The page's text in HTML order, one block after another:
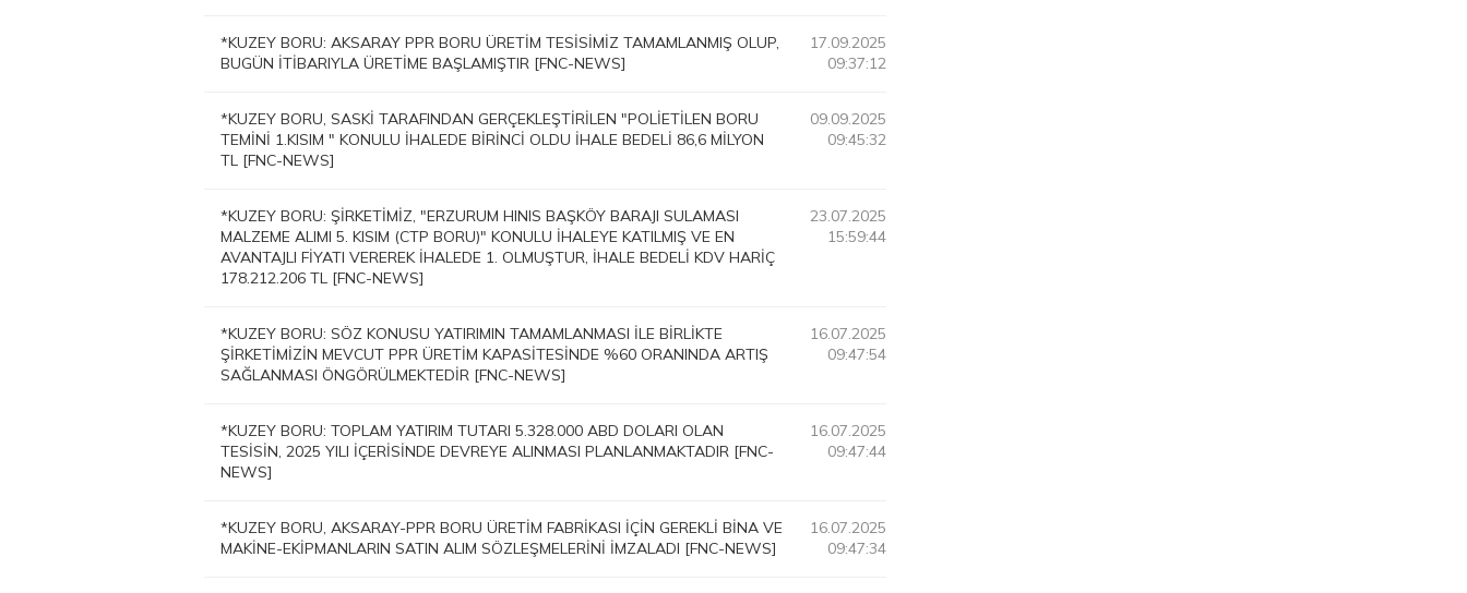
17.09.2025
09:37:12
*KUZEY BORU: AKSARAY PPR BORU ÜRETİM TESİSİMİZ TAMAMLANMIŞ OLUP,
BUGÜN İTİBARIYLA ÜRETİME BAŞLAMIŞTIR [FNC-NEWS]
09.09.2025
09:45:32
*KUZEY BORU, SASKİ TARAFINDAN GERÇEKLEŞTİRİLEN "POLİETİLEN BORU
TEMİNİ 1.KISIM " KONULU İHALEDE BİRİNCİ OLDU İHALE BEDELİ 86,6 MİLYON
TL [FNC-NEWS]
23.07.2025
15:59:44
*KUZEY BORU: ŞİRKETİMİZ, "ERZURUM HINIS BAŞKÖY BARAJI SULAMASI
MALZEME ALIMI 5. KISIM (CTP BORU)" KONULU İHALEYE KATILMIŞ VE EN
AVANTAJLI FİYATI VEREREK İHALEDE 1. OLMUŞTUR, İHALE BEDELİ KDV HARİÇ
178.212.206 TL [FNC-NEWS]
16.07.2025
09:47:54
*KUZEY BORU: SÖZ KONUSU YATIRIMIN TAMAMLANMASI İLE BİRLİKTE
ŞİRKETİMİZİN MEVCUT PPR ÜRETİM KAPASİTESİNDE %60 ORANINDA ARTIŞ
SAĞLANMASI ÖNGÖRÜLMEKTEDİR [FNC-NEWS]
16.07.2025
09:47:44
*KUZEY BORU: TOPLAM YATIRIM TUTARI 5.328.000 ABD DOLARI OLAN
TESİSİN, 2025 YILI İÇERİSİNDE DEVREYE ALINMASI PLANLANMAKTADIR [FNC-
NEWS]
16.07.2025
09:47:34
*KUZEY BORU, AKSARAY-PPR BORU ÜRETİM FABRİKASI İÇİN GEREKLİ BİNA VE
MAKİNE-EKİPMANLARIN SATIN ALIM SÖZLEŞMELERİNİ İMZALADI [FNC-NEWS]